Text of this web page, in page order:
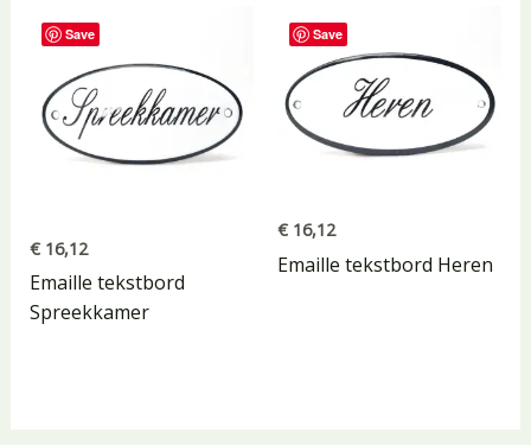
Save
€16,12
Emaille tekstbord
Spreekkamer
Save
€ 16,12
Emaille tekstbord Heren